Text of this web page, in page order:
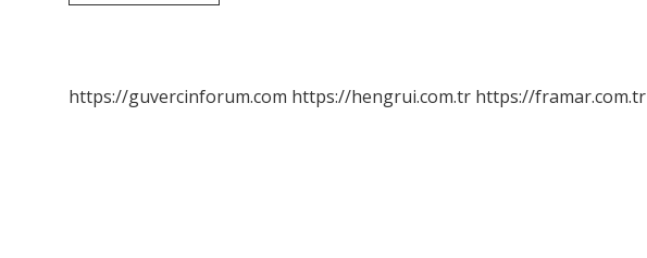
Aromalı
https://guvercinforum.com https://hengrui.com.tr https://framar.com.tr